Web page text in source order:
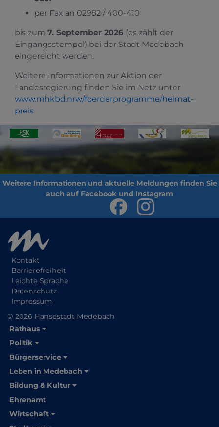
per Fax an 02982 / 400-410
bis zum 7. September 2026 (es zählt der
Eingangsstempel) bei der Stadt Medebach
eingereicht werden.
Weitere Informationen zur Aktion der
Landesregierung finden Sie im Netz unter
www.mhkbd.nrw/foerderprogramme/heimat-
preis
Kontakt
Barrierefreiheit
Leichte Sprache
Datenschutz
Impressum
© 2026 Hansestadt Medebach
Rathaus
Politik
Bürgerservice
Leben in Medebach
Bildung & Kultur
Ehrenamt
Wirtschaft